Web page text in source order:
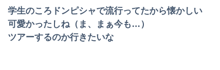
学生のころドンピシャで流行ってたから懐かしい
可愛かったしね（ま、まぁ今も…）
ツアーするのか行きたいな